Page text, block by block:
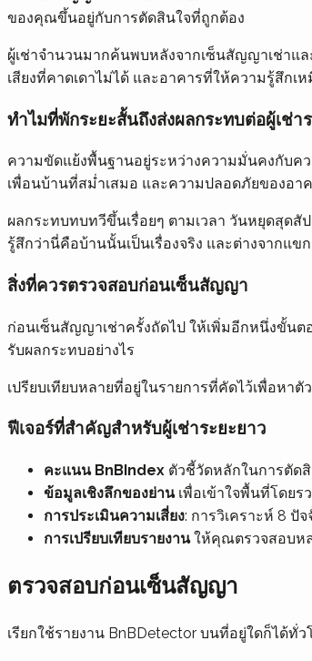
ของคุณขึ้นอยู่กับการตัดสินใจที่ถูกต้อง
ผู้เช่าจำนวนมากค้นพบหลังจากเซ็นสัญญาเช่าแ
เสียงที่คาดเดาไม่ได้ และอาคารที่ให้ความรู้สึกเ
ทำไมที่พักระยะสั้นถึงส่งผลกระทบต่อผู้เช่า
ความขัดแย้งพื้นฐานอยู่ระหว่างความมั่นคงกับค
เพื่อนบ้านที่สม่ำเสมอ และความปลอดภัยของอา
ผลกระทบทบทวีขึ้นเรื่อยๆ ตามเวลา วันหยุดสุด
รู้สึกว่านี่คือบ้านนั้นเป็นเรื่องจริง และต่างจากแ
สิ่งที่ควรตรวจสอบก่อนเซ็นสัญญา
ก่อนเซ็นสัญญาเช่าครั้งถัดไป ให้เพิ่มอีกหนึ่งขั้นต
รับผลกระทบอย่างไร
เปรียบเทียบหลายที่อยู่ในรายการที่คัดไว้เพื่อหา
ฟีเจอร์ที่สำคัญสำหรับผู้เช่าระยะยาว
คะแนน BnBIndex ตัวชี้วัดหลักในการตัด
ข้อมูลเชิงลึกของย่านเพื่อเข้าใจพื้นที่โดยร
การประเมินความเสี่ยง: การวิเคราะห์ 8 ปั
การเปรียบเทียบรายงานให้คุณตรวจสอบหล
ตรวจสอบก่อนเซ็นสัญญา
เรียกใช้รายงาน BnBDetector บนที่อยู่ใดก็ได้ทั่